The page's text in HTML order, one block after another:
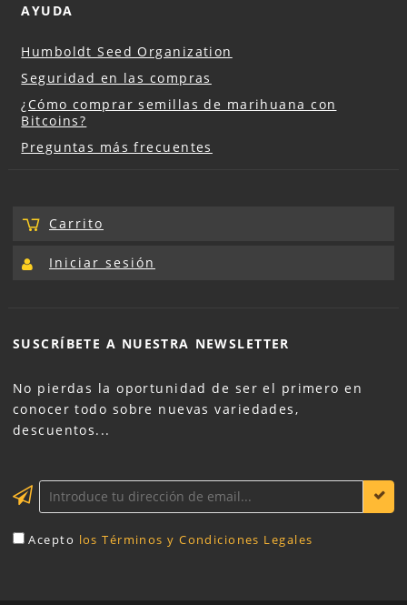
AYUDA
Humboldt Seed Organization
Seguridad en las compras
¿Cómo comprar semillas de marihuana con
Bitcoins?
Preguntas más frecuentes
Carrito
Iniciar sesión
SUSCRÍBETE A NUESTRA NEWSLETTER
No pierdas la oportunidad de ser el primero en
conocer todo sobre nuevas variedades,
descuentos...
Acepto los Términos y Condiciones Legales